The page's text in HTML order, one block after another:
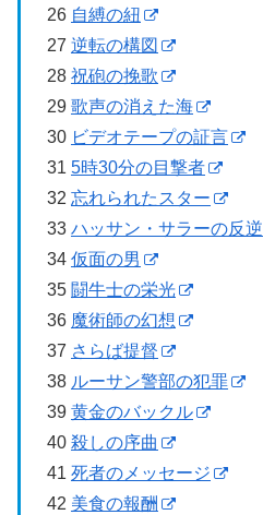
26 自縛の紐
27 逆転の構図
28 祝砲の挽歌
29 歌声の消えた海
30 ビデオテープの証言
31 5時30分の目撃者
32 忘れられたスター
33 ハッサン・サラーの反逆
34 仮面の男
35 闘牛士の栄光
36 魔術師の幻想
37 さらば提督
38 ルーサン警部の犯罪
39 黄金のバックル
40 殺しの序曲
41 死者のメッセージ
42 美食の報酬